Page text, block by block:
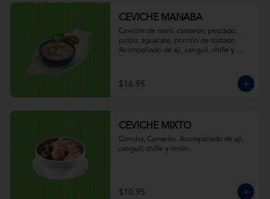
CEVICHE MANABA
Ceviche de maní, camarón, pescado,
pulpo, aguacate, porción de tostado.
Acompañado de ají, canguil, chifle y
$16.95
CEVICHE MIXTO
Concha, Camarón. Acompañado de ají,
canguil, chifle y limón.
$10.95